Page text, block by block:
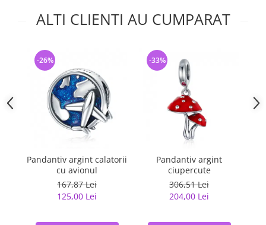
ALTI CLIENTI AU CUMPARAT
Pandantiv argint calatorii
cu avionul
167,87 Lei
125,00 Lei
-26%
Pandantiv argint
ciupercute
306,51 Lei
204,00 Lei
-33%